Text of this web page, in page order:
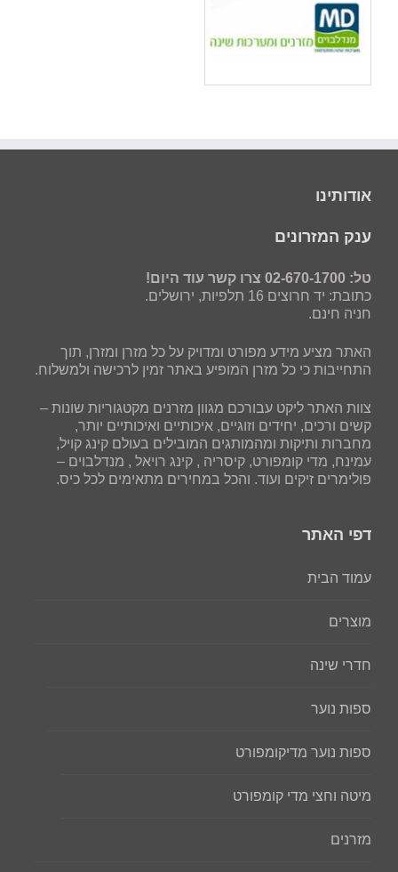
אודותינו
ענק המזרונים
טל: 02-670-1700 צרו קשר עוד היום!
כתובת: יד חרוצים 16 תלפיות, ירושלים.
חניה חינם.
האתר מציע מידע מפורט ומדויק על כל מזרן ומזרן, תוך
התחייבות כי כל מזרן המופיע באתר זמין לרכישה ולמשלוח.
צוות האתר ליקט עבורכם מגוון מזרנים מקטגוריות שונות –
קשים ורכים, יחידים וזוגיים, איכותיים ואיכותיים יותר,
מחברות ותיקות ומהמותגים המובילים בעולם קינג קויל,
עמינח, מדי קומפורט, קיסריה , קינג רויאל , מנדלבוים –
פולימרים זיקים ועוד. והכל במחירים מתאימים לכל כיס.
דפי האתר
עמוד הבית
מוצרים
חדרי שינה
ספות נוער
ספות נוער מדיקומפורט
מיטה וחצי מדי קומפורט
מזרנים